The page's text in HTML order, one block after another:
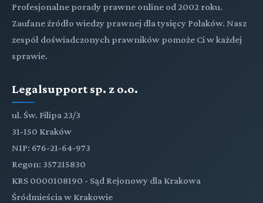
Profesjonalne porady prawne online od 2002 roku.
Zaufane źródło wiedzy prawnej dla tysięcy Polaków. Nasz
zespół doświadczonych prawników pomoże Ci w każdej
sprawie.
Legalsupport sp. z o.o.
ul. Św. Filipa 23/3
31-150 Kraków
NIP: 676-21-64-973
Regon: 357215830
KRS 0000108190 - Sąd Rejonowy dla Krakowa
Śródmieścia w Krakowie